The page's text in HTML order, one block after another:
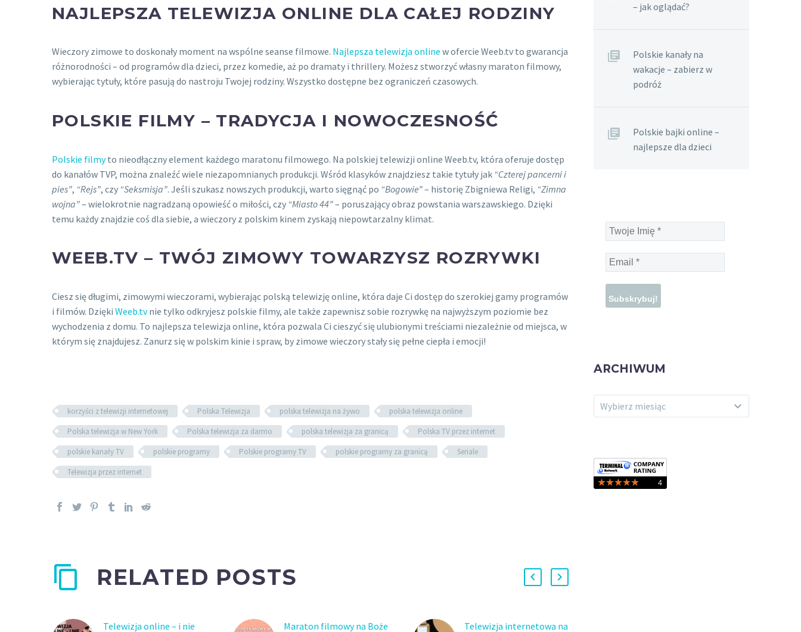
NAJLEPSZA TELEWIZJA ONLINE DLA CAŁEJ RODZINY
Wieczory zimowe to doskonały moment na wspólne seanse filmowe. Najlepsza telewizja online w ofercie Weeb.tv to gwarancja
różnorodności – od programów dla dzieci, przez komedie, aż po dramaty i thrillery. Możesz stworzyć własny maraton filmowy,
wybierając tytuły, które pasują do nastroju Twojej rodziny. Wszystko dostępne bez ograniczeń czasowych.
POLSKIE FILMY – TRADYCJA I NOWOCZESNOŚĆ
Polskie filmyto nieodłączny element każdego maratonu filmowego. Na polskiej telewizji online Weeb.tv, która oferuje dostęp
do kanałów TVP, można znaleźć wiele niezapomnianych produkcji. Wśród klasyków znajdziesz takie tytuły jak “Czterej pancerni i
pies”, “Rejs”, czy “Seksmisja”. Jeśli szukasz nowszych produkcji, warto sięgnąć po “Bogowie”– historię Zbigniewa Religi, “Zimna
wojna”– wielokrotnie nagradzaną opowieść o miłości, czy “Miasto 44”– poruszający obraz powstania warszawskiego. Dzięki
temu każdy znajdzie coś dla siebie, a wieczory z polskim kinem zyskają niepowtarzalny klimat.
WEEB.TV – TWÓJ ZIMOWY TOWARZYSZ ROZRYWKI
Ciesz się długimi, zimowymi wieczorami, wybierając polską telewizję online, która daje Ci dostęp do szerokiej gamy programów
i filmów. Dzięki Weeb.tvnie tylko odkryjesz polskie filmy, ale także zapewnisz sobie rozrywkę na najwyższym poziomie bez
wychodzenia z domu. To najlepsza telewizja online, która pozwala Ci cieszyć się ulubionymi treściami niezależnie od miejsca, w
którym się znajdujesz. Zanurz się w polskim kinie i spraw, by zimowe wieczory stały się pełne ciepła i emocji!
korzyści z telewizji internetowej Polska Telewizja polska telewizja na żywo
polska telewizja online
Polska telewizja w New York
Polska telewizja za darmo polska telewizja za granicą
Polska TV przez internet
polskie kanały TV
polskie programy Polskie programy TV polskie programy za granicą
Seriale
Telewizja przez internet
RELATED POSTS
Telewizja online – i nie
Maraton filmowy na Boże
Telewizja internetowa na
– jak oglądać?
Polskie kanały na
wakacje – zabierz w
podróż
Polskie bajki online –
najlepsze dla dzieci
Twoje
Imię
*
Email
*
ARCHIWUM
ARCHIWUM
Wybierz miesiąc